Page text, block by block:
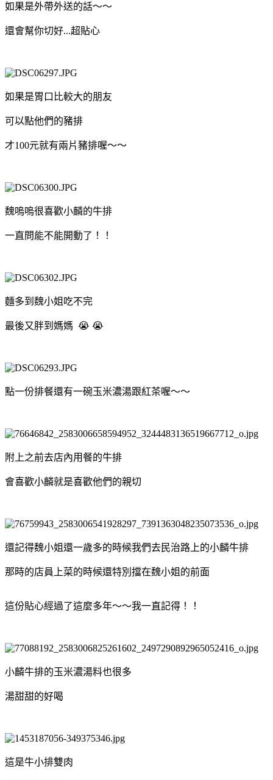
如果是外帶外送的話～～
還會幫你切好...超貼心
如果是胃口比較大的朋友
可以點他們的豬排
才100元就有兩片豬排喔～～
魏嗚嗚很喜歡小麟的牛排
一直問能不能開動了！！
麵多到魏小姐吃不完
最後又胖到媽媽 😭 😭
點一份排餐還有一碗玉米濃湯跟紅茶喔～～
附上之前去店內用餐的牛排
會喜歡小麟就是喜歡他們的親切
還記得魏小姐還一歲多的時候我們去民治路上的小麟牛排
那時的店員上菜的時候還特別擋在魏小姐的前面
這份貼心經過了這麼多年～～我一直記得！！
小麟牛排的玉米濃湯料也很多
湯甜甜的好喝
這是牛小排雙肉